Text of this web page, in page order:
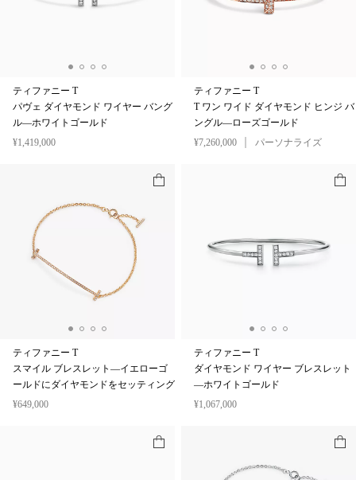
ティファニー T
パヴェ ダイヤモンド ワイヤー バング
ル—ホワイトゴールド
¥1,419,000
ティファニー T
T ワン ワイド ダイヤモンド ヒンジ バ
ングル—ローズゴールド
¥7,260,000
パーソナライズ
ティファニー T
スマイル ブレスレット—イエローゴ
ールドにダイヤモンドをセッティング
¥649,000
ティファニー T
ダイヤモンド ワイヤー ブレスレット
—ホワイトゴールド
¥1,067,000